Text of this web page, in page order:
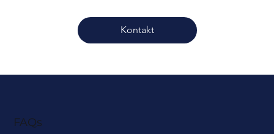
Kontakt
FAQs